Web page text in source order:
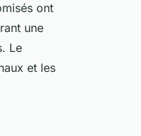
ont
une
Le
et les